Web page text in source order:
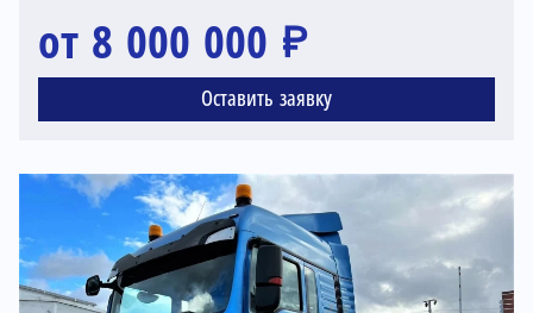
от 8 000 000 ₽
Оставить заявку